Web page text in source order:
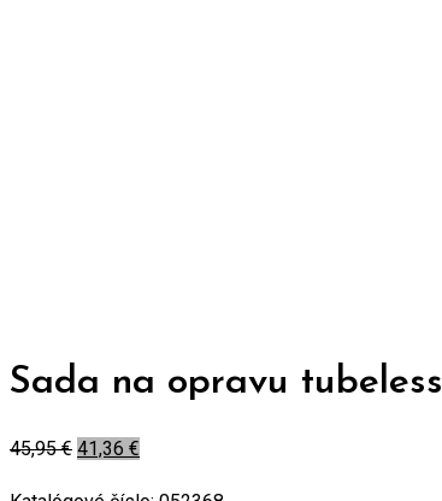
Sada na opravu
45,95€ 41,36 €